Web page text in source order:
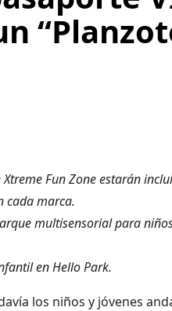
Fun Zone estarán
cada marca.
multisensorial para
en Hello Park.
los niños y jóvenes